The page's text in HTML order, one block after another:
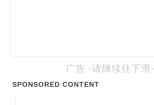
广告 -请继续往下滑-